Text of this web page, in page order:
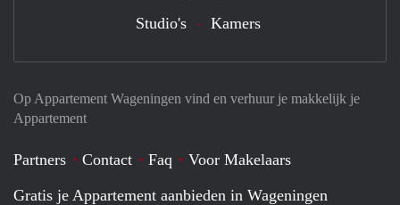
Op Appartement Wageningen vind en verhuur je makkelijk je
Appartement
Partners Contact Faq
Voor Makelaars
Gratis je Appartement aanbieden in Wageningen
Studio's Kamers